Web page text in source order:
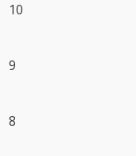
10
9
8